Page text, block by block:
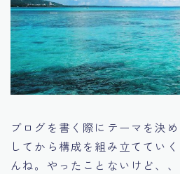
ブログを書く際にテーマを決
してから構成を組み立ててい
んね。やったことないけど、、